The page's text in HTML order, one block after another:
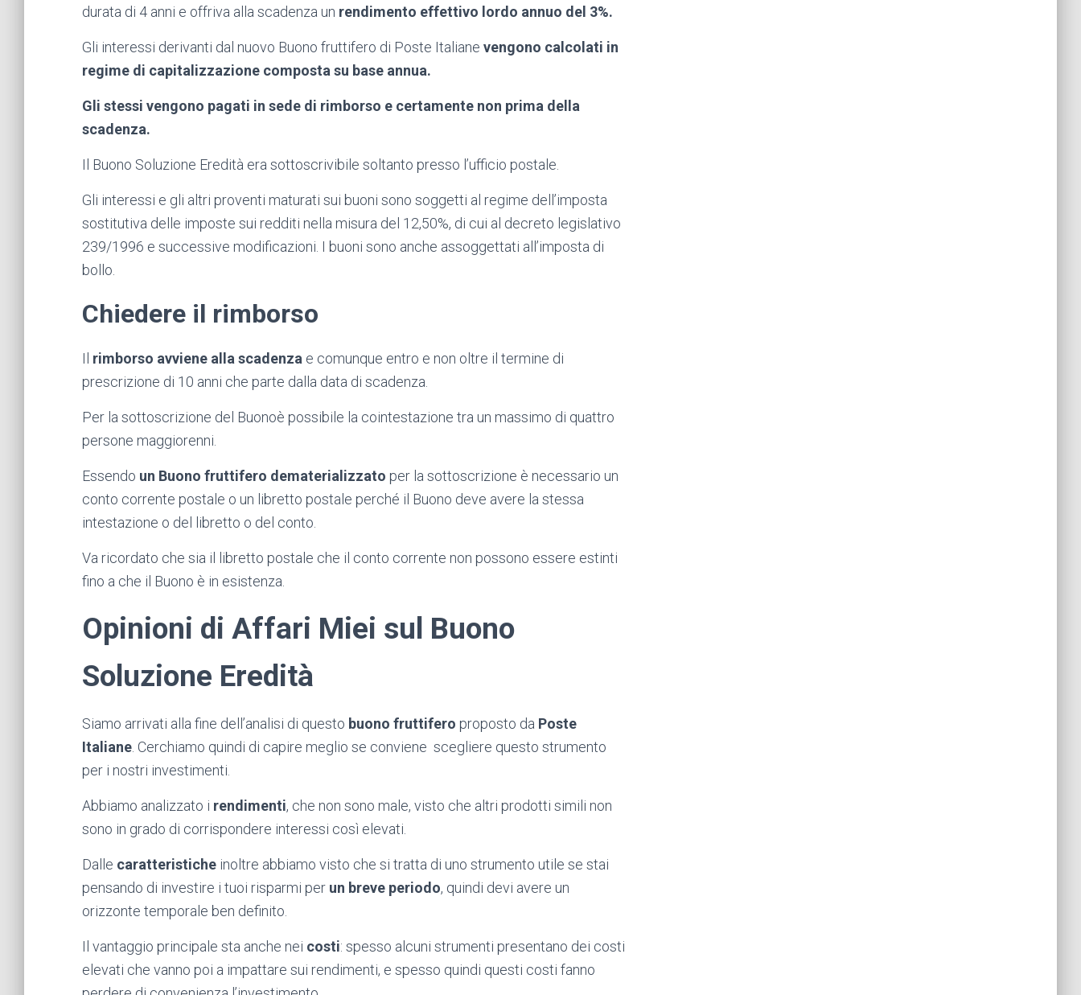
durata di 4 anni e offriva alla scadenza un rendimento effettivo lordo annuo del 3%.
Gli interessi derivanti dal nuovo Buono fruttifero di Poste Italiane vengono calcolati in
regime di capitalizzazione composta su base annua.
Gli stessi vengono pagati in sede di rimborso e certamente non prima della
scadenza.
Il Buono Soluzione Eredità era sottoscrivibile soltanto presso l’ufficio postale.
Gli interessi e gli altri proventi maturati sui buoni sono soggetti al regime dell’imposta
sostitutiva delle imposte sui redditi nella misura del 12,50%, di cui al decreto legislativo
239/1996 e successive modificazioni. I buoni sono anche assoggettati all’imposta di
bollo.
Chiedere il rimborso
Il rimborso avviene alla scadenza e comunque entro e non oltre il termine di
prescrizione di 10 anni che parte dalla data di scadenza.
Per la sottoscrizione del Buonoè possibile la cointestazione tra un massimo di quattro
persone maggiorenni.
Essendo un Buono fruttifero dematerializzato per la sottoscrizione è necessario un
conto corrente postale o un libretto postale perché il Buono deve avere la stessa
intestazione o del libretto o del conto.
Va ricordato che sia il libretto postale che il conto corrente non possono essere estinti
fino a che il Buono è in esistenza.
Opinioni di Affari Miei sul Buono
Soluzione Eredità
Siamo arrivati alla fine dell’analisi di questo buono fruttifero proposto da Poste
Italiane. Cerchiamo quindi di capire meglio se conviene scegliere questo strumento
per i nostri investimenti.
Abbiamo analizzato i rendimenti, che non sono male, visto che altri prodotti simili non
sono in grado di corrispondere interessi così elevati.
Dalle caratteristiche inoltre abbiamo visto che si tratta di uno strumento utile se stai
pensando di investire i tuoi risparmi per un breve periodo, quindi devi avere un
orizzonte temporale ben definito.
Il vantaggio principale sta anche nei costi: spesso alcuni strumenti presentano dei costi
elevati che vanno poi a impattare sui rendimenti, e spesso quindi questi costi fanno